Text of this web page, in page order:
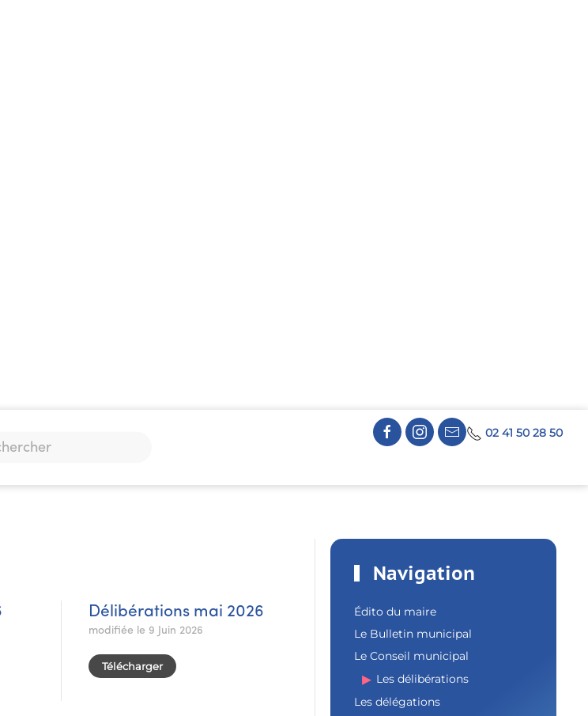
02 41 50 28 50
Délibérations mai 2026
modifiée le 9 Juin 2026
Télécharger
Navigation
Édito du maire
Le Bulletin municipal
Le Conseil municipal
Les délibérations
Les délégations